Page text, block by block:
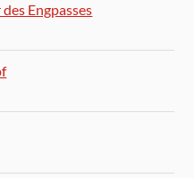
Engpasses